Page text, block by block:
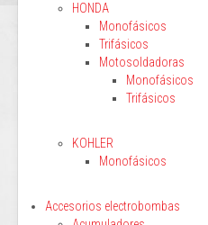
HONDA
Monofásicos
Trifásicos
Motosoldadoras
Monofásicos
Trifásicos
KOHLER
Monofásicos
Accesorios electrobombas